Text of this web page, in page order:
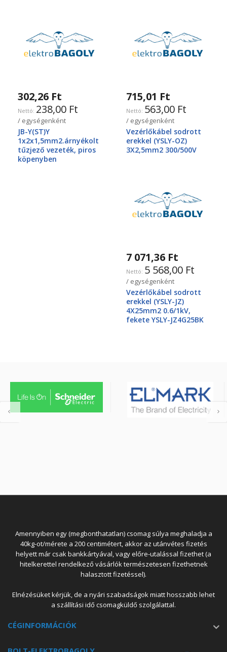
302,26 Ft
238,00 Ft
/ egységenként
JB-Y(ST)Y
1x2x1,5mm2.árnyékolt
tűzjező vezeték, piros
köpenyben
715,01 Ft
563,00 Ft
/ egységenként
Vezérlőkábel sodrott
erekkel (YSLY-OZ)
3X2,5mm2 300/500V
7 071,36 Ft
5 568,00 Ft
/ egységenként
Vezérlőkábel sodrott
erekkel (YSLY-JZ)
4X25mm2 0.6/1kV,
fekete YSLY-JZ4G25BK
Amennyiben egy (megbonthatatlan) csomag súlya meghaladja a
40kg-ot/mérete a 200 centimétert, akkor az utánvétes fizetés
helyett már csak bankkártyával, vagy előre-utalással fizethet (a
hitelkerettel rendelkező vásárlók természetesen fizethetnek
halasztott fizetéssel).
Elnézésüket kérjük, de a nyári szabadságok miatt hosszabb lehet
a szállítási idő csomagküldő szolgálattal.
CÉGINFORMÁCIÓK